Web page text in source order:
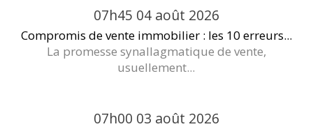
07h45 04 août 2026
Compromis de vente immobilier : les 10 erreurs...
La promesse synallagmatique de vente,
usuellement...
07h00 03 août 2026